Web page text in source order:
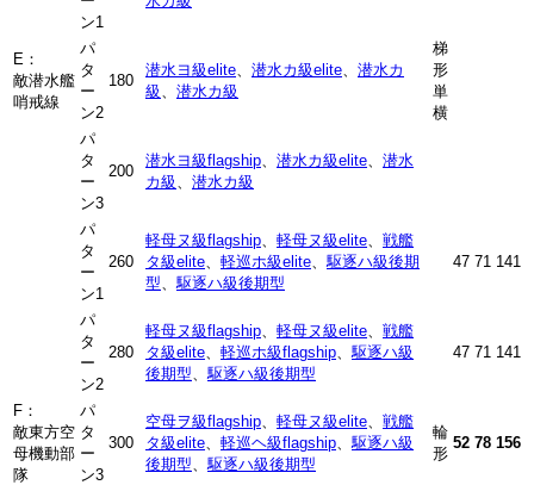
E：
敵潜水艦
哨戒線
ン1
梯
形
単
横
パ
タ
ー
ン2
180
潜水ヨ級elite 潜水カ級elite
潜水カ
級
潜水カ級
パ
タ
ー
ン3
200
潜水ヨ級flagship 潜水カ級elite
潜水
カ級
潜水カ級
F：
敵東方空
母機動部
隊
パ
タ
ー
ン1
260
軽母ヌ級flagship 軽母ヌ級elite
戦艦
タ級elite
軽巡ホ級elite
駆逐ハ級後期
型
駆逐ハ級後期型
輪
形
47 71 141
パ
タ
ー
ン2
280
軽母ヌ級flagship 軽母ヌ級elite
戦艦
タ級elite
軽巡ホ級flagship
駆逐ハ級
後期型
駆逐ハ級後期型
47 71 141
パ
タ
ー
ン3
300
空母ヲ級flagship 軽母ヌ級elite
戦艦
タ級elite
軽巡ヘ級flagship
駆逐ハ級
後期型
駆逐ハ級後期型
52 78 156